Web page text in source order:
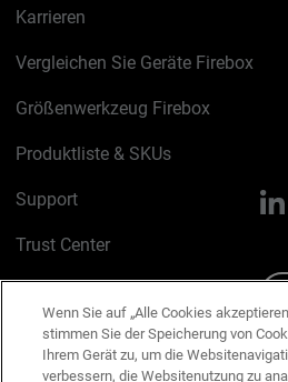
Karrieren
Vergleichen Sie Geräte Firebox
Größenwerkzeug Firebox
Produktliste & SKUs
Support
Trust Center
Cookie-Richtlinie
Wenn Sie auf „Alle Cookies
stimmen Sie der Speicherung von
Ihrem Gerät zu, um die
verbessern, die Websitenutzung zu